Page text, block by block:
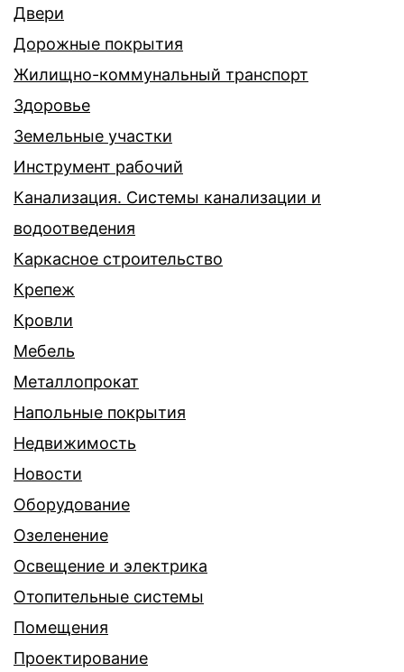
Двери
Дорожные покрытия
Жилищно-коммунальный транспорт
Здоровье
Земельные участки
Инструмент рабочий
Канализация. Системы канализации и
водоотведения
Каркасное строительство
Крепеж
Кровли
Мебель
Металлопрокат
Напольные покрытия
Недвижимость
Новости
Оборудование
Озеленение
Освещение и электрика
Отопительные системы
Помещения
Проектирование